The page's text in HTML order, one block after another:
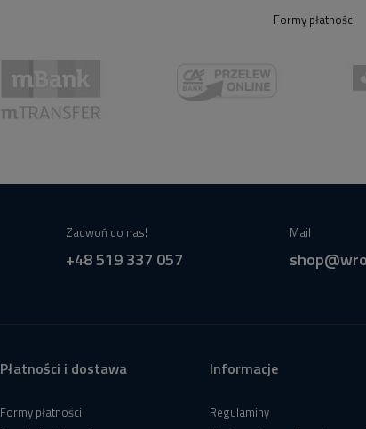
Formy płatności
Zadwoń do nas!
+48 519 337 057
Mail
Płatności i dostawa
Formy płatności
Informacje
Regulaminy